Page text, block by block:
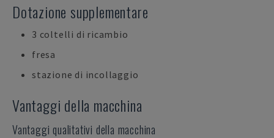
Dotazione supplementare
3 coltelli di ricambio
fresa
stazione di incollaggio
Vantaggi della macchina
Vantaggi qualitativi della macchina